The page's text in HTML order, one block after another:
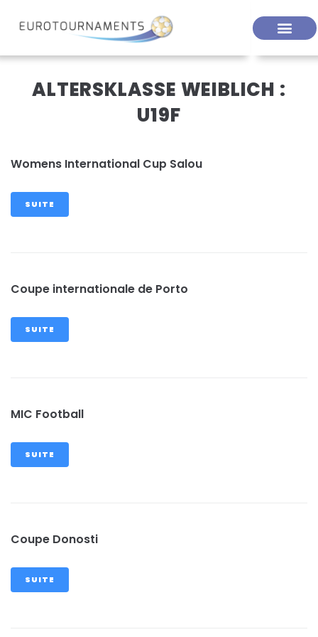
ALTERSKLASSE WEIBLICH :
U19F
Womens International Cup Salou
SUITE
Coupe internationale de Porto
SUITE
MIC Football
SUITE
Coupe Donosti
SUITE